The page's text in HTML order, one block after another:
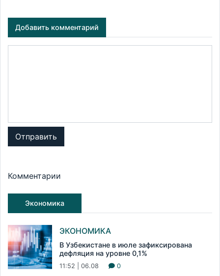
Добавить комментарий
Отправить
Комментарии
Экономика
ЭКОНОМИКА
В Узбекистане в июле зафиксирована
дефляция на уровне 0,1%
11:52 | 06.08 0